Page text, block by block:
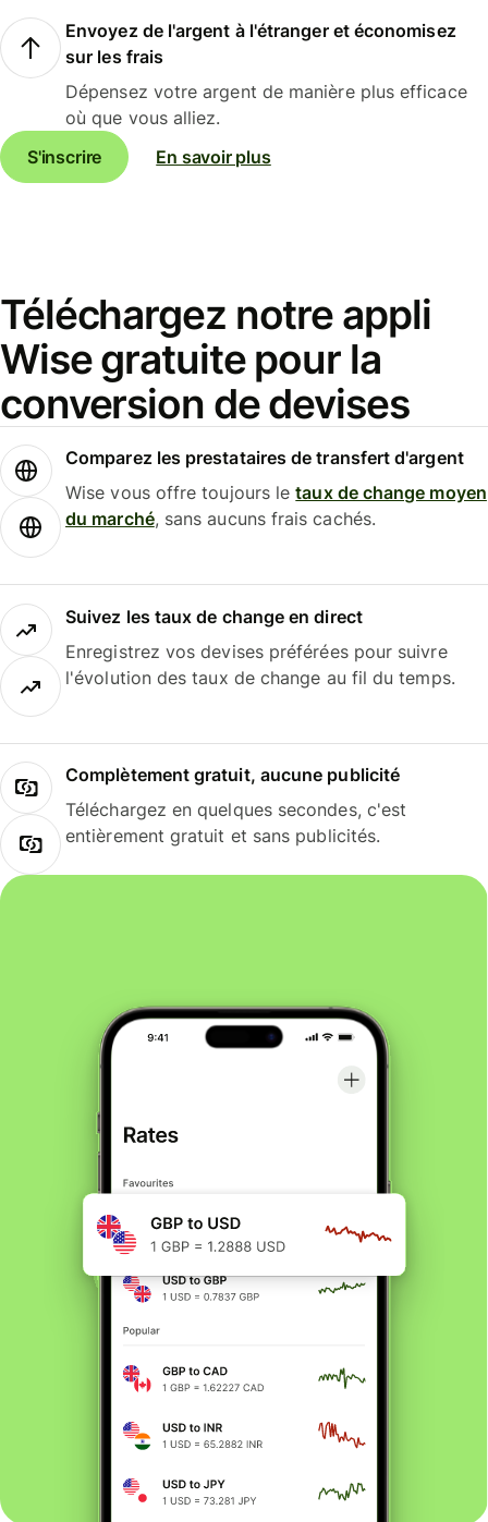
Envoyez de l'argent à l'étranger et économisez
sur les frais
Dépensez votre argent de manière plus efficace
où que vous alliez.
S'inscrire
En savoir plus
Téléchargez notre appli
Wise gratuite pour la
conversion de devises
Comparez les prestataires de transfert d'argent
Wise vous offre toujours letaux de change moyen
du marché, sans aucuns frais cachés.
Suivez les taux de change en direct
Enregistrez vos devises préférées pour suivre
l'évolution des taux de change au fil du temps.
Complètement gratuit, aucune publicité
Téléchargez en quelques secondes, c'est
entièrement gratuit et sans publicités.